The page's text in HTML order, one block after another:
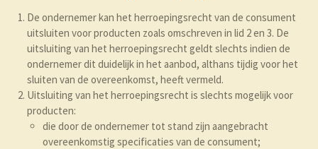
De ondernemer kan het herroepingsrecht van de consument
uitsluiten voor producten zoals omschreven in lid 2 en 3. De
uitsluiting van het herroepingsrecht geldt slechts indien de
ondernemer dit duidelijk in het aanbod, althans tijdig voor het
sluiten van de overeenkomst, heeft vermeld.
Uitsluiting van het herroepingsrecht is slechts mogelijk voor
producten:
die door de ondernemer tot stand zijn aangebracht
overeenkomstig specificaties van de consument;